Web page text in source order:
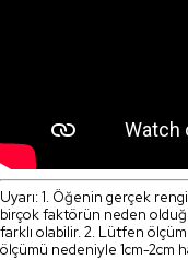
Uyarı: 1. Öğenin gerçek
birçok faktörün neden
farklı olabilir. 2. Lütfen
ölçümü nedeniyle 1cm-2cm